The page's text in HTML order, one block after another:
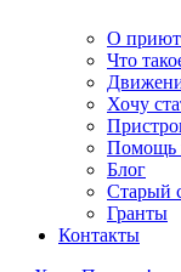
О
Что
Хочу
Помощь
Блог
Старый
Гранты
Контакты